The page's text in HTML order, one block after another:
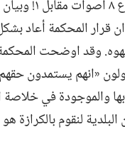
نُقضت قرارات المحكمة
ان قرار المحكمة أعاد
وقد اوضحت المحكمة
«انهم يستمدون
والموجودة في خلاصة
لنقوم بالكرازة هو